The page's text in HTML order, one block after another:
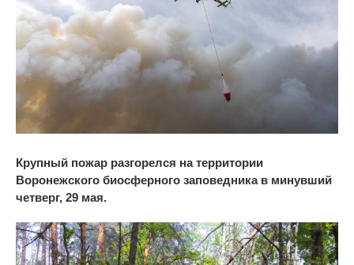
Крупный пожар разгорелся на территории
Воронежского биосферного заповедника в минувший
четверг, 29 мая.